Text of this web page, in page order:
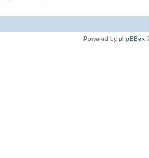
Powered by phpBBex